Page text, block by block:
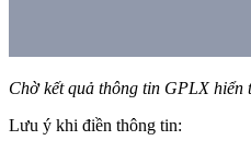
Chờ kết quả thông tin GPLX
Lưu ý khi điền thông tin: